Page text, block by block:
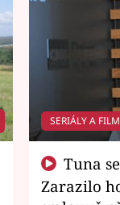
SERIÁLY A
Zarazilo